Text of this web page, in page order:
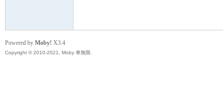
Powered by Moby! X3.4
Copyright © 2010-2021, Moby 車無限.